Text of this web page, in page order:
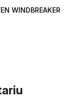
WINDBREAKER